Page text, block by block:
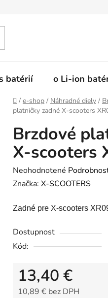
batérií o Li-ion
Domov
/ e-shop / Náhradné diely /
platničky zadné X-scooters
Brzdové
X-scooters
Priemerné
hodnotenie
je
z
5
Neohodnotené
Značka: X-SCOOTERS
Zadné pre X-scooters
Dostupnosť
Kód:
13,40 €
10,89 € bez DPH